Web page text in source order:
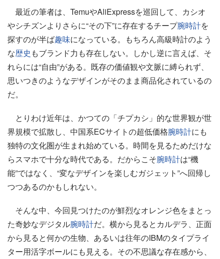
最近の筆者は、TemuやAliExpressを巡回して、カシオ
やシチズンよりさらに“その下”に存在するチープ腕時計を
探すのが半ば趣味になっている。もちろん高級時計のよう
な歴史 もブランド力も存在しない。しかし逆に言えば、そ
れらには“自由”がある。既存の価値観や文脈に縛られず、
思いつきのようなデザインがそのまま商品化されているの
だ。
とりわけ近年は、かつての「チプカシ」的な世界観が世
界規模で拡散し、中国系ECサイトの超低価格腕時計にも
独特の文化圏が生まれ始めている。時間を見るためだけな
らスマホで十分な時代である。だからこそ腕時計は“機
能”ではなく、“変なデザインを楽しむガジェット”へ回帰し
つつあるのかもしれない。
そんな中、今回見つけたのが鮮烈なオレンジ色をまとっ
た奇妙なデジタル腕時計だ。横から見るとカルデラ、正面
から見ると何かの生物、あるいは往年のIBMのタイプライ
ター用活字ボールにも見える。その不思議な存在感から、